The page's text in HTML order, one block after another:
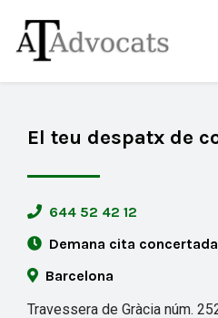
El teu despatx de
644 52 42 12
Demana cita
Barcelona
Travessera de Gràcia núm.